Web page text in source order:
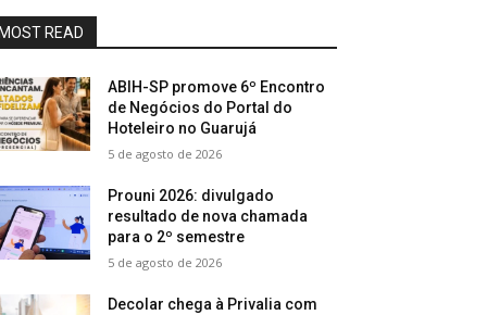
READ
ABIH-SP promove 6º Encontro
de Negócios do Portal do
Hoteleiro no Guarujá
5 de agosto de 2026
Prouni 2026: divulgado
resultado de nova chamada
para o 2º semestre
5 de agosto de 2026
Decolar chega à Privalia com